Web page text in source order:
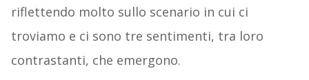
riflettendo molto sullo scenario in cui ci
troviamo e ci sono tre sentimenti, tra loro
contrastanti, che emergono.